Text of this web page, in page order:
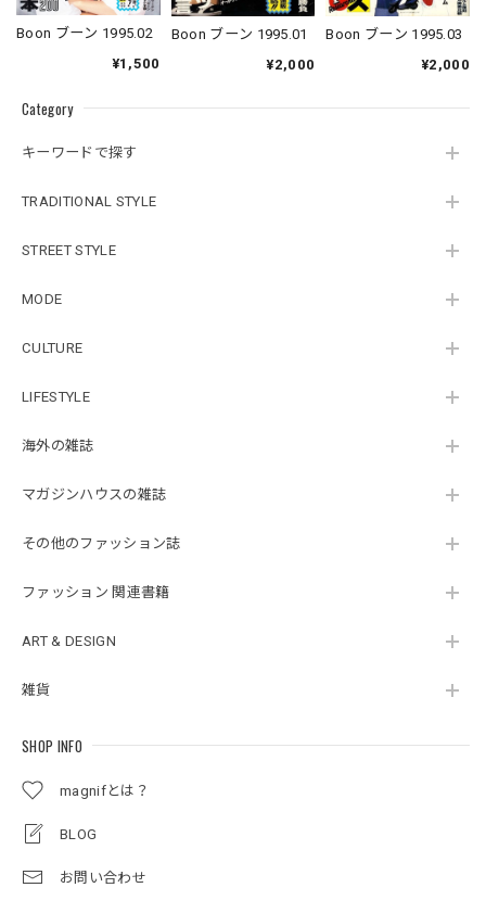
Category
キーワードで探す
TRADITIONAL STYLE
STREET STYLE
MODE
CULTURE
LIFESTYLE
海外の雑誌
マガジンハウスの雑誌
その他のファッション誌
ファッション 関連書籍
ART & DESIGN
雑貨
SHOP INFO
magnifとは？
BLOG
お問い合わせ
Boon ブーン 1995.02
¥1,500
Boon ブーン 1995.01
¥2,000
Boon ブーン 1995.03
¥2,000